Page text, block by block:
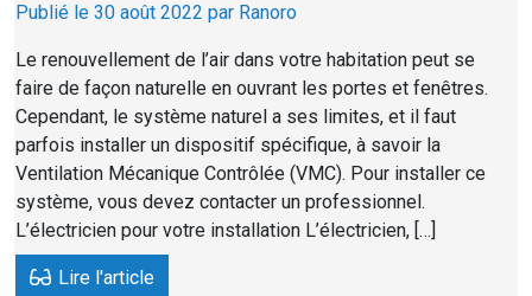
Publié le 30 août 2022 par Ranoro
Le renouvellement de l’air dans votre habitation peut se
faire de façon naturelle en ouvrant les portes et fenêtres.
Cependant, le système naturel a ses limites, et il faut
parfois installer un dispositif spécifique, à savoir la
Ventilation Mécanique Contrôlée (VMC). Pour installer ce
système, vous devez contacter un professionnel.
L’électricien pour votre installation L’électricien, […]
Lire l'article